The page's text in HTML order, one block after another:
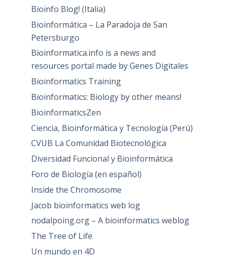
Bioinfo Blog! (Italia)
Bioinformática – La Paradoja de San
Petersburgo
Bioinformatica.info is a news and
resources portal made by Genes Digitales
Bioinformatics Training
Bioinformatics: Biology by other means!
BioinformaticsZen
Ciencia, Bioinformática y Tecnología (Perú)
CVUB La Comunidad Biotecnológica
Diversidad Funcional y Bioinformática
Foro de Biología (en español)
Inside the Chromosome
Jacob bioinformatics web log
nodalpoing.org – A bioinformatics weblog
The Tree of Life
Un mundo en 4D